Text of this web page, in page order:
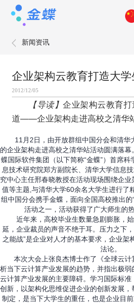
新闻资讯
企业架构云教育打造大
2012/12/05
【导读】企业架构云教育
道——企业架构走进高校之清华
11月2日，由开放群组中国分会和清华
的企业架构走进高校之清华站活动圆满落
蝶国际软件集团（以下简称“金蝶”）首席
息技术研究院郑方副院长、清华大学信息
究中心主任邢春晓教授在活动现场围绕企
值等主题,与清华大学60余名大学生进行了
组中国分会携手金蝶，面向全国高校推出的
活动之一，活动获得了广大师生的
近年来，高校毕业生数量急剧膨胀，始
延，企业裁员的声音不绝于耳。压力之下
之能战”是企业对人才的基本要求，企业架
法论。
本次大会上张良杰博士作了《全球云计
析当下云计算产业发展的趋势，并指出极
云计算产业发展的主要障碍。学习国际标
创新，以架构化思维促进企业的创新发展
制定，是当下大学生的重任，也是企业目